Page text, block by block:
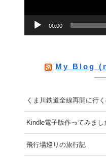
00:00
My Blog
くま川鉄道全線再開に行
Kindle電子版作ってみまし
飛行場巡りの旅行記